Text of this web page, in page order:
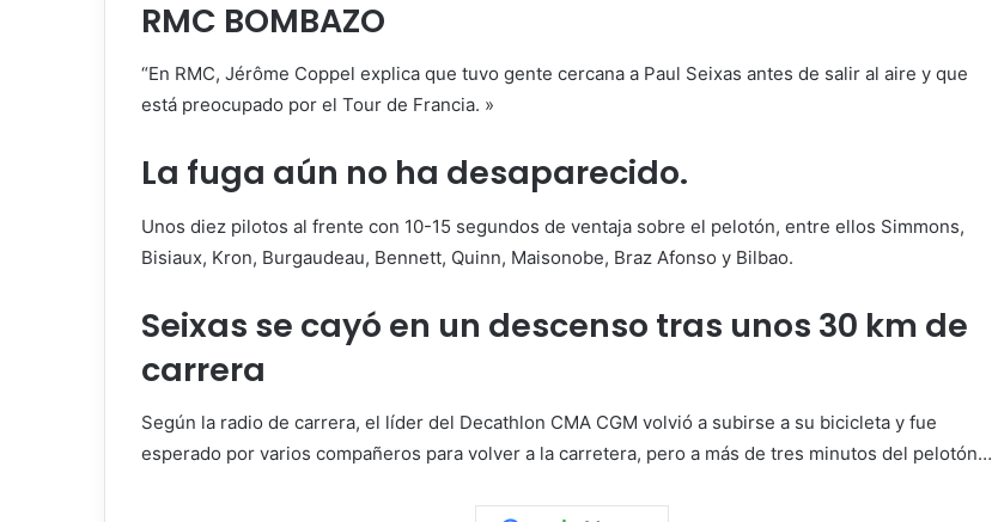
RMC BOMBAZO
“En RMC, Jérôme Coppel explica que tuvo gente cercana a Paul Seixas antes de salir al aire y que
está preocupado por el Tour de Francia. »
La fuga aún no ha desaparecido.
Unos diez pilotos al frente con 10-15 segundos de ventaja sobre el pelotón, entre ellos Simmons,
Bisiaux, Kron, Burgaudeau, Bennett, Quinn, Maisonobe, Braz Afonso y Bilbao.
Seixas se cayó en un descenso tras unos 30 km de
carrera
Según la radio de carrera, el líder del Decathlon CMA CGM volvió a subirse a su bicicleta y fue
esperado por varios compañeros para volver a la carretera, pero a más de tres minutos del pelotón…